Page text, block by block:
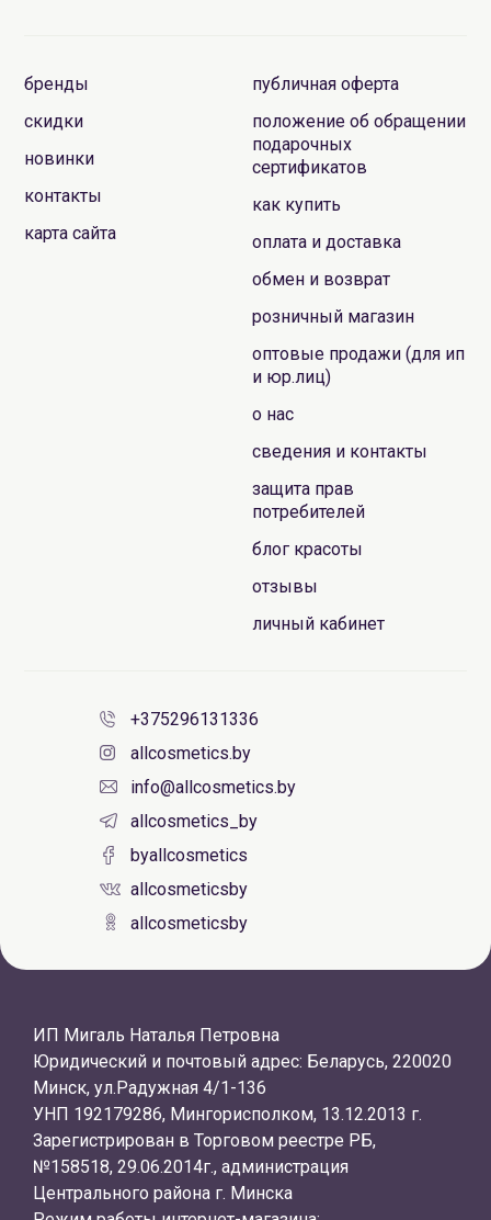
бренды
скидки
новинки
контакты
карта сайта
публичная оферта
положение об обращении
подарочных
сертификатов
как купить
оплата и доставка
обмен и возврат
розничный магазин
оптовые продажи (для ип
и юр.лиц)
о нас
сведения и контакты
защита прав
потребителей
блог красоты
отзывы
личный кабинет
+375296131336
allcosmetics.by
info@allcosmetics.by
allcosmetics_by
byallcosmetics
allcosmeticsby
allcosmeticsby
ИП Мигаль Наталья Петровна
Юридический и почтовый адрес: Беларусь, 220020
Минск, ул.Радужная 4/1-136
УНП 192179286, Мингорисполком, 13.12.2013 г.
Зарегистрирован в Торговом реестре РБ,
№158518, 29.06.2014г., администрация
Центрального района г. Минска